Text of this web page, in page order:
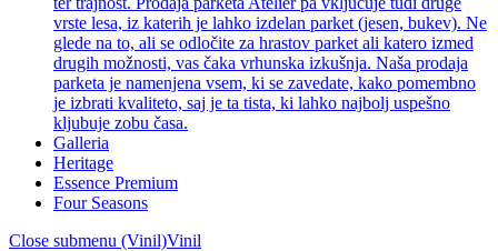
vrste lesa, iz katerih je lahko izdelan parket (jesen, bukev). Ne
glede na to, ali se odločite za hrastov parket ali katero izmed
drugih možnosti, vas čaka vrhunska izkušnja. Naša prodaja
parketa je namenjena vsem, ki se zavedate, kako pomembno
je izbrati kvaliteto, saj je ta tista, ki lahko najbolj uspešno
kljubuje zobu časa.
Galleria
Heritage
Essence Premium
Four Seasons
Close submenu (Vinil)Vinil